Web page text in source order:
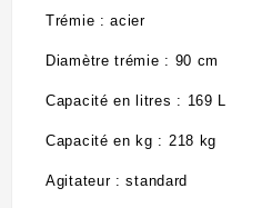
Trémie : acier
Diamètre trémie : 90 cm
Capacité en litres : 169 L
Capacité en kg : 218 kg
Agitateur : standard